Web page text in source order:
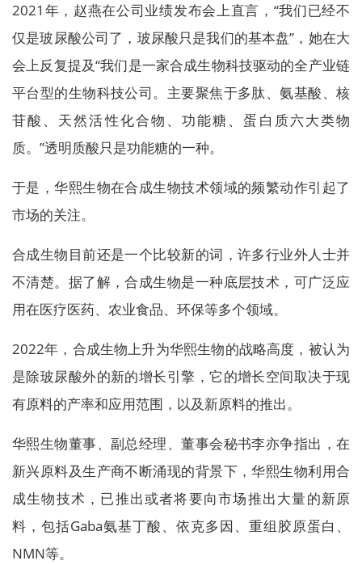
2021年，赵燕在公司业绩发布会上直言，“我们已经不
仅是玻尿酸公司了，玻尿酸只是我们的基本盘”，她在大
会上反复提及“我们是一家合成生物科技驱动的全产业链
平台型的生物科技公司。主要聚焦于多肽、氨基酸、核
苷酸、天然活性化合物、功能糖、蛋白质六大类物
质。”透明质酸只是功能糖的一种。
于是，华熙生物在合成生物技术领域的频繁动作引起了
市场的关注。
合成生物目前还是一个比较新的词，许多行业外人士并
不清楚。据了解，合成生物是一种底层技术，可广泛应
用在医疗医药、农业食品、环保等多个领域。
2022年，合成生物上升为华熙生物的战略高度，被认为
是除玻尿酸外的新的增长引擎，它的增长空间取决于现
有原料的产率和应用范围，以及新原料的推出。
华熙生物董事、副总经理、董事会秘书李亦争指出，在
新兴原料及生产商不断涌现的背景下，华熙生物利用合
成生物技术，已推出或者将要向市场推出大量的新原
料，包括Gaba氨基丁酸、依克多因、重组胶原蛋白、
NMN等。